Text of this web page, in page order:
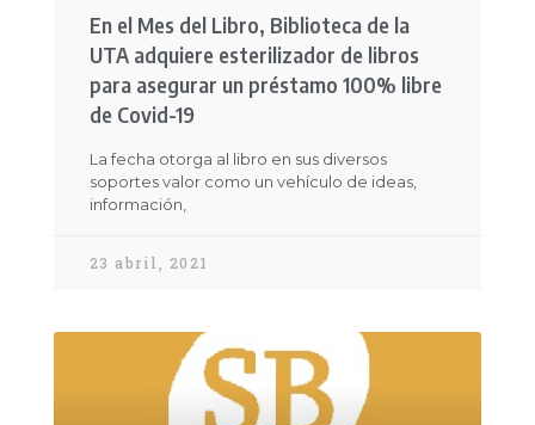
En el Mes del Libro, Biblioteca de la
UTA adquiere esterilizador de libros
para asegurar un préstamo 100% libre
de Covid-19
La fecha otorga al libro en sus diversos
soportes valor como un vehículo de ideas,
información,
23 abril, 2021